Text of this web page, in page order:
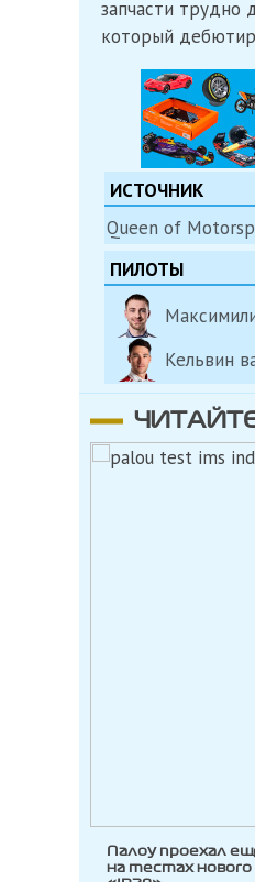
запчасти трудно
который
ИСТОЧНИК
Queen of
ПИЛОТЫ
Кельвин
Палоу проехал
на тестах нового